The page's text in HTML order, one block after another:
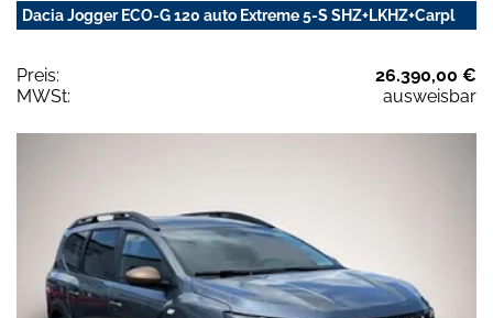
Dacia Jogger ECO-G 120 auto Extreme 5-S SHZ+LKHZ+Carpl
Preis:
26.390,00 €
MWSt:
ausweisbar